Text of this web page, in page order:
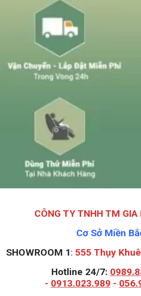
CÔNG TY TNHH TM GIA
Cơ Sở Miền
SHOWROOM 1: 555 Thụy
Hotline 24/7:
- 0913.023.989 -